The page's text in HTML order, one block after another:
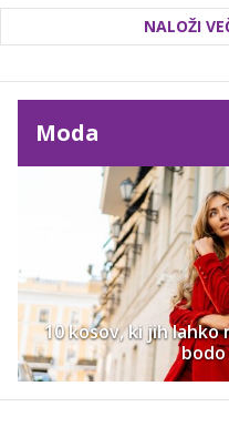
NALOŽI
Moda
10 kosov, ki jih lahko